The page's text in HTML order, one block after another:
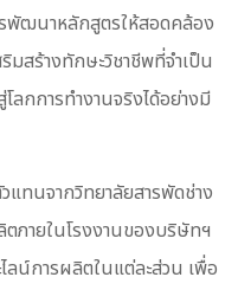
พัฒนาหลักสูตรให้สอดคล้อง
มสร้างทักษะวิชาชีพที่จำเป็น
ลกการทำงานจริงได้อย่างมี
ทนจากวิทยาลัยสารพัดช่าง
ตภายในโรงงานของบริษัทฯ
น์การผลิตในแต่ละส่วน เพื่อ